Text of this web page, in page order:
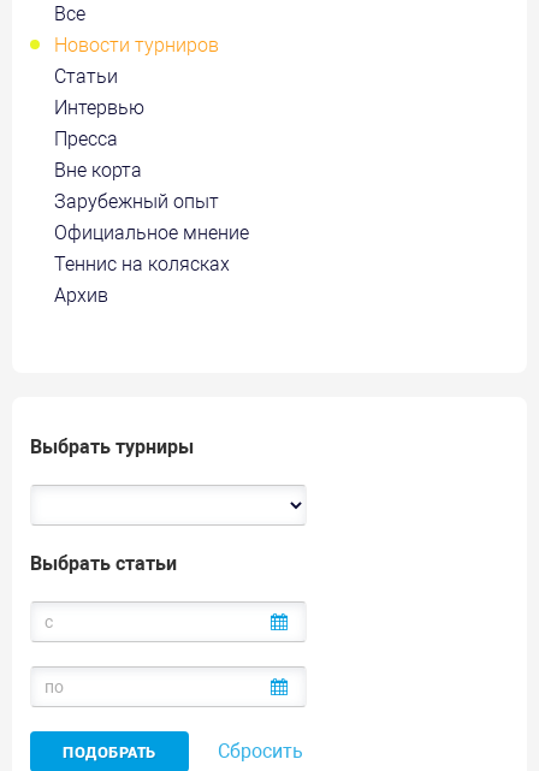
Все
Новости турниров
Статьи
Интервью
Пресса
Вне корта
Зарубежный опыт
Официальное мнение
Теннис на колясках
Архив
Выбрать турниры
Выбрать статьи
Сбросить